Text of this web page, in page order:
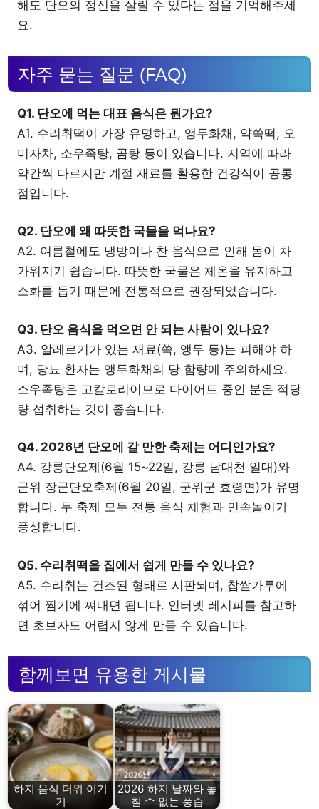
해도 단오의 정신을 살릴 수 있다는 점을 기억해주세
요.
자주 묻는 질문 (FAQ)
Q1. 단오에 먹는 대표 음식은 뭔가요?
A1. 수리취떡이 가장 유명하고, 앵두화채, 약쑥떡, 오
미자차, 소우족탕, 곰탕 등이 있습니다. 지역에 따라
약간씩 다르지만 계절 재료를 활용한 건강식이 공통
점입니다.
Q2. 단오에 왜 따뜻한 국물을 먹나요?
A2. 여름철에도 냉방이나 찬 음식으로 인해 몸이 차
가워지기 쉽습니다. 따뜻한 국물은 체온을 유지하고
소화를 돕기 때문에 전통적으로 권장되었습니다.
Q3. 단오 음식을 먹으면 안 되는 사람이 있나요?
A3. 알레르기가 있는 재료(쑥, 앵두 등)는 피해야 하
며, 당뇨 환자는 앵두화채의 당 함량에 주의하세요.
소우족탕은 고칼로리이므로 다이어트 중인 분은 적당
량 섭취하는 것이 좋습니다.
Q4. 2026년 단오에 갈 만한 축제는 어디인가요?
A4. 강릉단오제(6월 15~22일, 강릉 남대천 일대)와
군위 장군단오축제(6월 20일, 군위군 효령면)가 유명
합니다. 두 축제 모두 전통 음식 체험과 민속놀이가
풍성합니다.
Q5. 수리취떡을 집에서 쉽게 만들 수 있나요?
A5. 수리취는 건조된 형태로 시판되며, 찹쌀가루에
섞어 찜기에 쪄내면 됩니다. 인터넷 레시피를 참고하
면 초보자도 어렵지 않게 만들 수 있습니다.
함께보면 유용한 게시물
하지 음식 더위 이기
기
2026 하지 날짜와 놓
칠 수 없는 풍습